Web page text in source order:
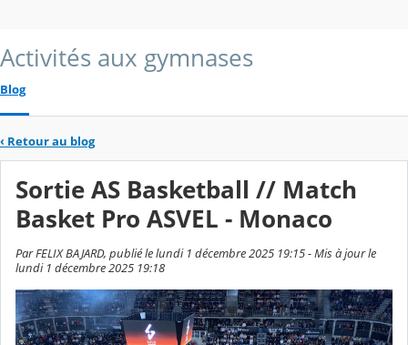
Activités aux gymnases
Blog
‹ Retour au blog
Sortie AS Basketball // Match
Basket Pro ASVEL - Monaco
Par FELIX BAJARD, publié le lundi 1 décembre 2025 19:15 - Mis à jour le
lundi 1 décembre 2025 19:18